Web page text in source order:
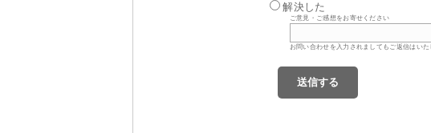
解決した
ご意見・ご感想をお寄せください
お問い合わせを入力されましてもご返信はいた